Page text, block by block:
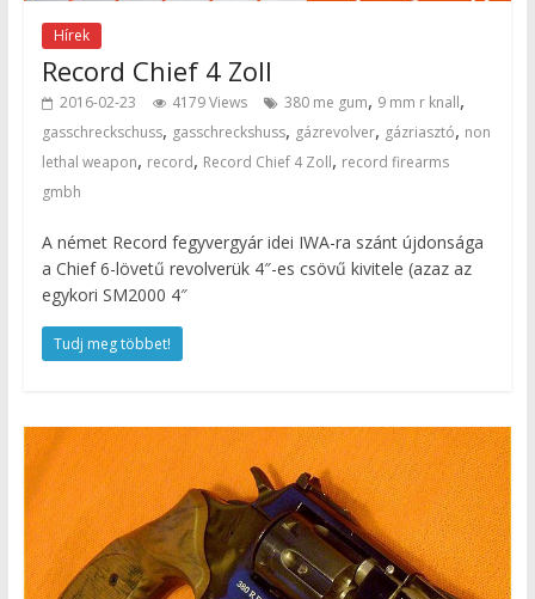
Hírek
Record Chief 4 Zoll
2016-02-23 4179 Views 380 me gum, 9 mm r knall,
gasschreckschuss, gasschreckshuss, gázrevolver, gázriasztó, non
lethal weapon, record, Record Chief 4 Zoll, record firearms
gmbh
A német Record fegyvergyár idei IWA-ra szánt újdonsága
a Chief 6-lövetű revolverük 4″-es csövű kivitele (azaz az
egykori SM2000 4″
Tudj meg többet!